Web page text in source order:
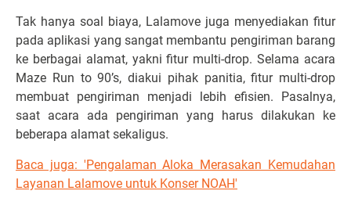
Tak hanya soal biaya, Lalamove juga menyediakan fitur
pada aplikasi yang sangat membantu pengiriman barang
ke berbagai alamat, yakni fitur multi-drop. Selama acara
Maze Run to 90’s, diakui pihak panitia, fitur multi-drop
membuat pengiriman menjadi lebih efisien. Pasalnya,
saat acara ada pengiriman yang harus dilakukan ke
beberapa alamat sekaligus.
Baca juga: 'Pengalaman Aloka Merasakan Kemudahan
Layanan Lalamove untuk Konser NOAH'